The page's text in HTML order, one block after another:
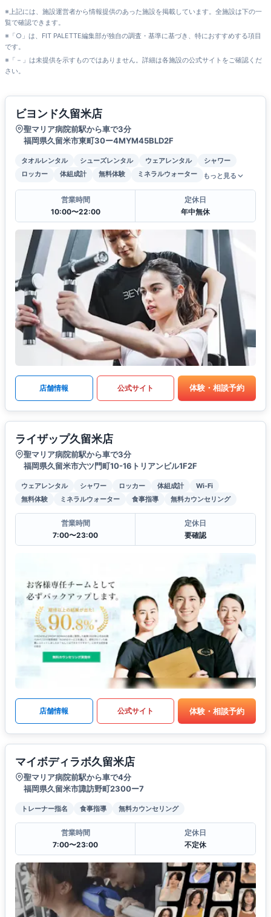
※上記には、施設運営者から情報提供のあった施設を掲載しています。全施設は下の一
覧で確認できます。
※「○」は、FIT PALETTE編集部が独自の調査・基準に基づき、特におすすめする項目
です。
※「－」は未提供を示すものではありません。詳細は各施設の公式サイトをご確認くだ
さい。
ビヨンド久留米店
聖マリア病院前駅から車で3分
福岡県久留米市東町30ー4MYM45BLD2F
タオルレンタル シューズレンタル ウェアレンタル
シャワー
ロッカー
体組成計 無料体験 ミネラルウォーター もっと見る
営業時間
10:00〜22:00
定休日
年中無休
店舗情報 公式サイト 体験・相談予約
ライザップ久留米店
聖マリア病院前駅から車で3分
福岡県久留米市六ツ門町10-16トリアンビル1F2F
ウェアレンタル シャワー ロッカー 体組成計
Wi-Fi
無料体験
ミネラルウォーター 食事指導 無料カウンセリング
営業時間
7:00〜23:00
定休日
要確認
店舗情報 公式サイト 体験・相談予約
マイボディラボ久留米店
聖マリア病院前駅から車で4分
福岡県久留米市諏訪野町2300ー7
トレーナー指名 食事指導 無料カウンセリング
営業時間
7:00〜23:00
定休日
不定休